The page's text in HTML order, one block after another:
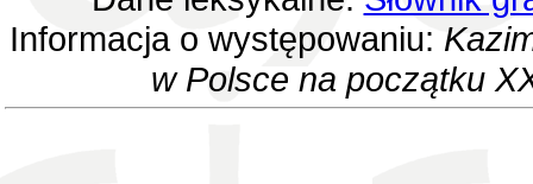
Informacja o występowaniu:
w Polsce na początku